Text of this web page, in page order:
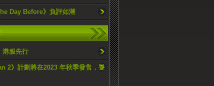
Day Before》負評如潮
港服先行
2》計劃將在2023 年秋季發售，登